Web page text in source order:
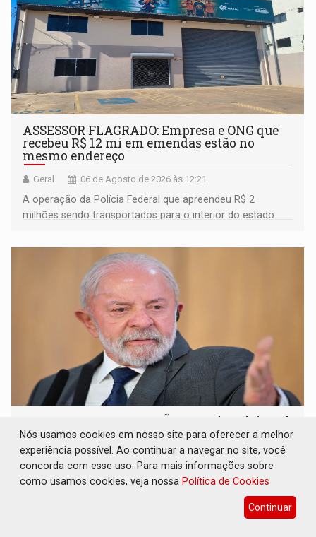
ASSESSOR FLAGRADO: Empresa e ONG que
recebeu R$ 12 mi em emendas estão no
mesmo endereço
Geral 06 de Agosto de 2026 às 12:21
A operação da Polícia Federal que apreendeu R$ 2
milhões sendo transportados para o interior do estado
ligação do suspeito com um deputado federal do União
Brasil por Rondônia
INFLUENCIARIA ELEIÇÕES: Justiça Eleitoral
manda tirar vídeo com suposta deepfake do
ar em RO
Eleições 2026 06 de Agosto de 2026 às 12:02
Liminar determina remoção imediata do conteúdo,
Nós usamos cookies em nosso site para oferecer a melhor
experiência possível. Ao continuar a navegar no site, você
concorda com esse uso. Para mais informações sobre
como usamos cookies, veja nossa Política de Cookies
Continuar